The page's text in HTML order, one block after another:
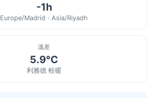
-1h
Europe/Madrid · Asia/Riyadh
溫差
5.9°C
利雅德 較暖